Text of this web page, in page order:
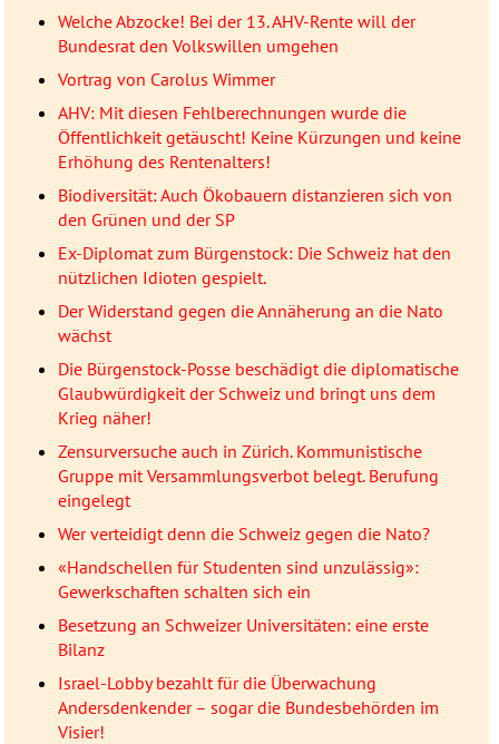
Welche Abzocke! Bei der 13. AHV-Rente will der
Bundesrat den Volkswillen umgehen
Vortrag von Carolus Wimmer
AHV: Mit diesen Fehlberechnungen wurde die
Öffentlichkeit getäuscht! Keine Kürzungen und keine
Erhöhung des Rentenalters!
Biodiversität: Auch Ökobauern distanzieren sich von
den Grünen und der SP
Ex-Diplomat zum Bürgenstock: Die Schweiz hat den
nützlichen Idioten gespielt.
Der Widerstand gegen die Annäherung an die Nato
wächst
Die Bürgenstock-Posse beschädigt die diplomatische
Glaubwürdigkeit der Schweiz und bringt uns dem
Krieg näher!
Zensurversuche auch in Zürich. Kommunistische
Gruppe mit Versammlungsverbot belegt. Berufung
eingelegt
Wer verteidigt denn die Schweiz gegen die Nato?
«Handschellen für Studenten sind unzulässig»:
Gewerkschaften schalten sich ein
Besetzung an Schweizer Universitäten: eine erste
Bilanz
Israel-Lobby bezahlt für die Überwachung
Andersdenkender – sogar die Bundesbehörden im
Visier!